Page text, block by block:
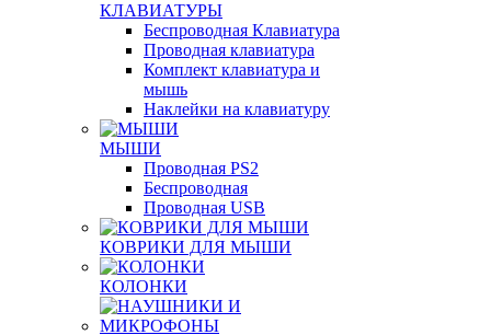
КЛАВИАТУРЫ
Беспроводная Клавиатура
Проводная клавиатура
Комплект клавиатура и
мышь
Наклейки на клавиатуру
МЫШИ
Проводная PS2
Беспроводная
Проводная USB
КОВРИКИ ДЛЯ МЫШИ
КОЛОНКИ